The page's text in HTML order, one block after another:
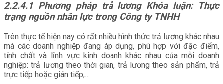
2.2.4.1 Phương pháp trả lương Khóa luận: Thực
trạng nguồn nhân lực trong Công ty TNHH
Trên thực tế hiện nay có rất nhiều hình thức trả lương khác nhau
mà các doanh nghiệp đang áp dụng, phù hợp với đặc điểm,
tính chất và lĩnh vực kinh doanh khác nhau của mỗi doanh
nghiệp: trả lương theo thời gian, trả lương theo sản phẩm, trả
trực tiếp hoặc gián tiếp,…